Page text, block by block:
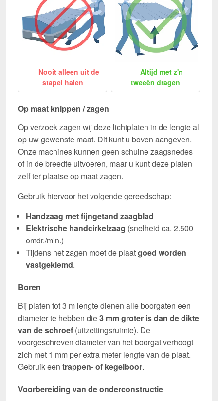
Nooit alleen uit de
stapel halen
Altijd met z'n
tweeën dragen
Op maat knippen / zagen
Op verzoek zagen wij deze lichtplaten in de lengte al
op uw gewenste maat. Dit kunt u boven aangeven.
Onze machines kunnen geen schuine zaagsnedes
of in de breedte uitvoeren, maar u kunt deze platen
zelf ter plaatse op maat zagen.
Gebruik hiervoor het volgende gereedschap:
Handzaag met fijngetand zaagblad
Elektrische handcirkelzaag (snelheid ca. 2.500
omdr./min.)
Tijdens het zagen moet de plaatgoed worden
vastgeklemd.
Boren
Bij platen tot 3 m lengte dienen alle boorgaten een
diameter te hebben die3 mm groter is dan de dikte
van de schroef (uitzettingsruimte). De
voorgeschreven diameter van het boorgat verhoogt
zich met 1 mm per extra meter lengte van de plaat.
Gebruik een trappen- of kegelboor.
Voorbereiding van de onderconstructie